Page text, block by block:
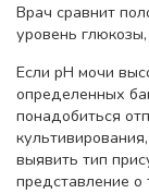
Врач сравнит
уровень
Если рН мочи
определенных
понадобиться
выявить тип
представление о